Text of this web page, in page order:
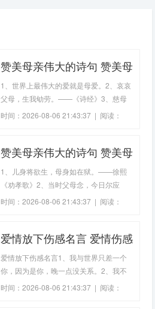
赞美母亲伟大的诗句 赞美母
亲伟大的诗句白居易(31句)
1、世界上最伟大的爱就是母爱。2、哀哀
父母，生我劬劳。——《诗经》3、慈母
爱子，非为报也。——〖汉〗刘安4、母
6、将母邗沟上，留家白邗阴。月明闻杜
时间：2026-08-06 21:43:37 | 阅读：
赞美母亲伟大的诗句 赞美母
爱诗句大全(69句)
1、儿身将欲生，母身如在狱。——徐熙
《劝孝歌》2、当时父母念，今日尔应
知。——《燕诗示刘叟》3、成功的时
来，出郭相扶将;阿姊闻妹来，当户理红
《木兰辞》5、有
时间：2026-08-06 21:43:37 | 阅读：
爱情放下伤感名言 爱情伤感
古诗句唯美(精选79句)
爱情放下伤感名言1、我与世界只差一个
你，因为是你，晚一点没关系。2、我不
想改掉那些习惯，我也改不掉的。3、你
时间：2026-08-06 21:43:37 | 阅读：